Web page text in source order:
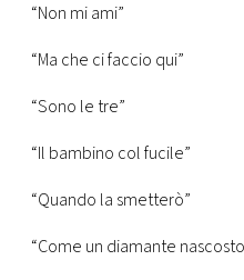
“Non mi ami”
“Ma che ci faccio qui”
“Sono le tre”
“Il bambino col fucile”
“Quando la smetterò”
“Come un diamante